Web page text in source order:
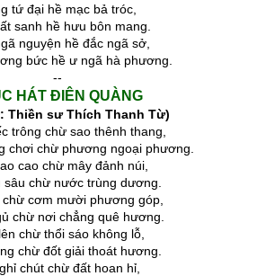
tứ đại hề mạc bả tróc,
sanh hề hưu bôn mang.
nguyện hề đắc ngã sở,
bức hề ư ngã hà phương.
--
HÁT ĐIÊN QUÀNG
Thiền sư Thích Thanh Từ)
trông chừ sao thênh thang,
chơi chừ phương ngoại phương.
cao chừ mây đảnh núi,
sâu chừ nước trùng dương.
cơm mười phương góp,
chừ nơi chẳng quê hương.
chừ thổi sáo không lỗ,
chừ đốt giải thoát hương.
chút chừ đất hoan hỉ,